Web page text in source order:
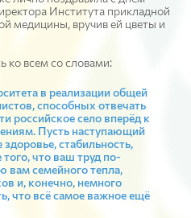
Института прикладной
медицины, вручив ей цветы и
ко всем со словами:
в реализации общей
способных отвечать
российское село вперёд к
Пусть наступающий
стабильность,
что ваш труд по-
вам семейного тепла,
и, конечно, немного
что всё самое важное ещё